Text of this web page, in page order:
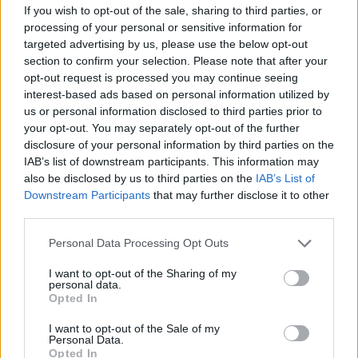
If you wish to opt-out of the sale, sharing to third parties, or
processing of your personal or sensitive information for
targeted advertising by us, please use the below opt-out
section to confirm your selection. Please note that after your
opt-out request is processed you may continue seeing
interest-based ads based on personal information utilized by
us or personal information disclosed to third parties prior to
your opt-out. You may separately opt-out of the further
disclosure of your personal information by third parties on the
IAB’s list of downstream participants. This information may
also be disclosed by us to third parties on the IAB’s List of
Downstream Participants that may further disclose it to other
Personal Data Processing Opt Outs
I want to opt-out of the Sharing of my
personal data.
Opted In
I want to opt-out of the Sale of my
Personal Data.
Opted In
ΣΉΜΕΡΑ
Συγκλονιστικά πλάνα και εικόνες
έρχονται στο φως της δημοσιότητας
από τη μεγάλη φωτιά που ξέσπασε στις
31 Ιουλίου στον Αγιο Βασίλειο, στον
Κιθαιρώνα Βοιωτίας και έφτασε μέχρι το
Πόρτο Γερμενό - Ο διττός ρόλος της
Πυροσβεστικής
Για αμύθητο συμβόλαιο του
Σαλάχ γράφουν στην Τουρκία:
Προβλέπονται έξοδα για
κομμωτήρια και... χαρτί υγείας
ΣΉΜΕΡΑ
Οι Τούρκοί αναφέρουν τα οικονομικά
σταρ στην Τραμπζονσπόρ και τα νούμερα
Καιρός «hot – dry – windy» τις
σε 6 περιφέρειες